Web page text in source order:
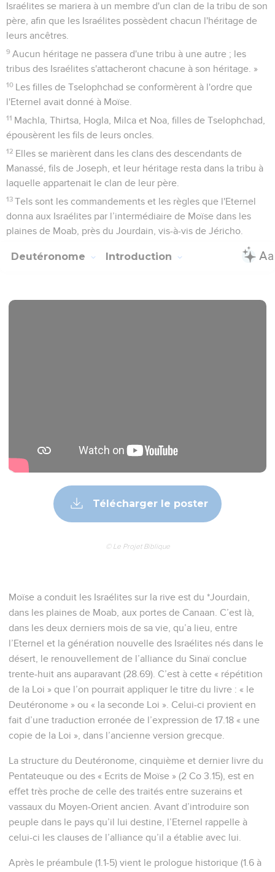
Israélites se mariera à un membre d'un clan de la tribu de son
père, afin que les Israélites possèdent chacun l'héritage de
leurs ancêtres.
9 Aucun héritage ne passera d'une tribu à une autre ; les
tribus des Israélites s'attacheront chacune à son héritage. »
10 Les filles de Tselophchad se conformèrent à l'ordre que
l'Eternel avait donné à Moïse.
11 Machla, Thirtsa, Hogla, Milca et Noa, filles de Tselophchad,
épousèrent les fils de leurs oncles.
12 Elles se marièrent dans les clans des descendants de
Manassé, fils de Joseph, et leur héritage resta dans la tribu à
laquelle appartenait le clan de leur père.
13 Tels sont les commandements et les règles que l'Eternel
donna aux Israélites par l’intermédiaire de Moïse dans les
plaines de Moab, près du Jourdain, vis-à-vis de Jéricho.
Deutéronome Introduction
Télécharger le poster
© Le Projet Biblique
Moïse a conduit les Israélites sur la rive est du *Jourdain,
dans les plaines de Moab, aux portes de Canaan. C’est là,
dans les deux derniers mois de sa vie, qu’a lieu, entre
l’Eternel et la génération nouvelle des Israélites nés dans le
désert, le renouvellement de l’alliance du Sinaï conclue
trente-huit ans auparavant (28.69). C’est à cette « répétition
de la Loi » que l’on pourrait appliquer le titre du livre : « le
Deutéronome » ou « la seconde Loi ». Celui-ci provient en
fait d’une traduction erronée de l’expression de 17.18 « une
copie de la Loi », dans l’ancienne version grecque.
La structure du Deutéronome, cinquième et dernier livre du
Pentateuque ou des « Ecrits de Moïse » (2 Co 3.15), est en
effet très proche de celle des traités entre suzerains et
vassaux du Moyen-Orient ancien. Avant d’introduire son
peuple dans le pays qu’il lui destine, l’Eternel rappelle à
celui-ci les clauses de l’alliance qu’il a établie avec lui.
Après le préambule (1.1-5) vient le prologue historique (1.6 à